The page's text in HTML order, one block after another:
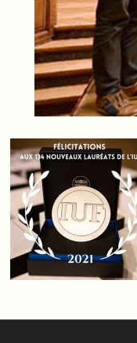
from the University
or 2021 laureates